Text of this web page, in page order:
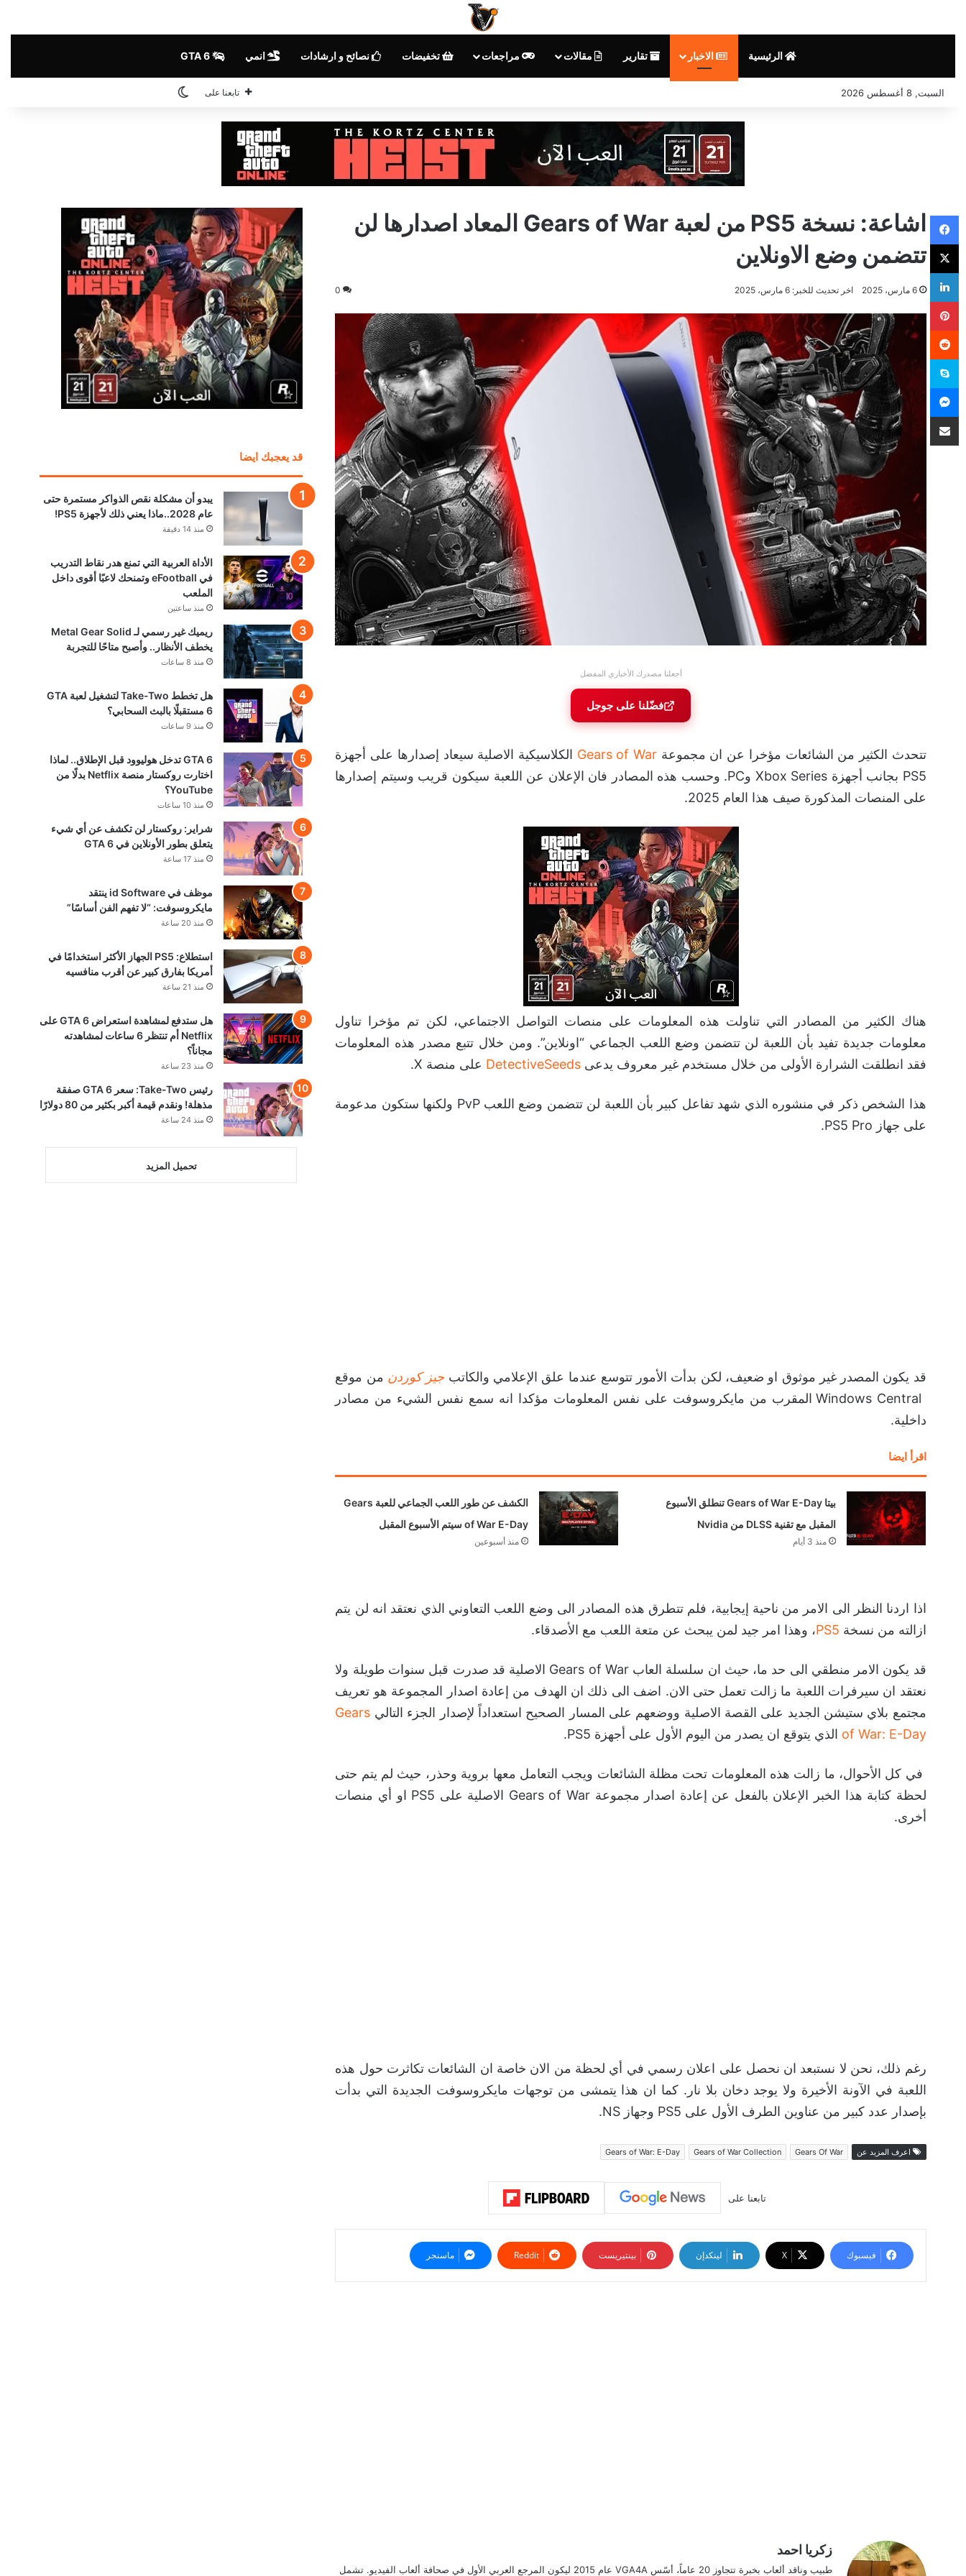
الرئيسية الاخبار تقارير مقالات مراجعات تخفيضات نصائح و ارشادات انمي
السبت, 8 أغسطس 2026 تابعنا على الوضع المظلم
اشاعة: نسخة PS5 من لعبة Gears of War المعاد اصدارها لن
تتضمن وضع الاونلاين
6 مارس، 2025 اخر تحديث للخبر: 6 مارس، 2025 0
أجعلنا مصدرك الأخباري المفضل
فضّلنا على جوجل
تتحدث الكثير من الشائعات مؤخرا عن ان مجموعة Gears of War الكلاسيكية الاصلية سيعاد إصدارها على أجهزة
PS5 بجانب أجهزة Xbox Series وPC. وحسب هذه المصادر فان الإعلان عن اللعبة سيكون قريب وسيتم إصدارها
على المنصات المذكورة صيف هذا العام 2025.
هناك الكثير من المصادر التي تناولت هذه المعلومات على منصات التواصل الاجتماعي، لكن تم مؤخرا تناول
معلومات جديدة تفيد بأن اللعبة لن تتضمن وضع اللعب الجماعي “اونلاين”. ومن خلال تتبع مصدر هذه المعلومات
فقد انطلقت الشرارة الأولى من خلال مستخدم غير معروف يدعىDetectiveSeeds على منصة X.
هذا الشخص ذكر في منشوره الذي شهد تفاعل كبير بأن اللعبة لن تتضمن وضع اللعب PvP ولكنها ستكون مدعومة
على جهاز PS5 Pro.
قد يكون المصدر غير موثوق او ضعيف، لكن بدأت الأمور تتوسع عندما علق الإعلامي والكاتب جيز كوردن من موقع
Windows Central المقرب من مايكروسوفت على نفس المعلومات مؤكدا انه سمع نفس الشيء من مصادر
داخلية.
اقرأ ايضا
بيتا Gears of War E-Day تنطلق الأسبوع
المقبل مع تقنية DLSS من Nvidia
منذ 3 أيام
الكشف عن طور اللعب الجماعي للعبة Gears
of War E-Day سيتم الأسبوع المقبل
منذ أسبوعين
اذا اردنا النظر الى الامر من ناحية إيجابية، فلم تتطرق هذه المصادر الى وضع اللعب التعاوني الذي نعتقد انه لن يتم
ازالته من نسخة PS5، وهذا امر جيد لمن يبحث عن متعة اللعب مع الأصدقاء.
قد يكون الامر منطقي الى حد ما، حيث ان سلسلة العاب Gears of War الاصلية قد صدرت قبل سنوات طويلة ولا
نعتقد ان سيرفرات اللعبة ما زالت تعمل حتى الان. اضف الى ذلك ان الهدف من إعادة اصدار المجموعة هو تعريف
مجتمع بلاي ستيشن الجديد على القصة الاصلية ووضعهم على المسار الصحيح استعداداً لإصدار الجزء التالي Gears
of War: E-Day الذي يتوقع ان يصدر من اليوم الأول على أجهزة PS5.
في كل الأحوال، ما زالت هذه المعلومات تحت مظلة الشائعات ويجب التعامل معها بروية وحذر، حيث لم يتم حتى
لحظة كتابة هذا الخبر الإعلان بالفعل عن إعادة اصدار مجموعة Gears of War الاصلية على PS5 او أي منصات
أخرى.
رغم ذلك، نحن لا نستبعد ان نحصل على اعلان رسمي في أي لحظة من الان خاصة ان الشائعات تكاثرت حول هذه
اللعبة في الآونة الأخيرة ولا يوجد دخان بلا نار. كما ان هذا يتمشى من توجهات مايكروسوفت الجديدة التي بدأت
بإصدار عدد كبير من عناوين الطرف الأول على PS5 وجهاز NS.
اعرف المزيد عن Gears Of War
Gears of War Collection
Gears of War: E-Day
تابعنا على
فيسبوك ‫X لينكدإن بينتيريست ‏Reddit ماسنجر
زكريا احمد
طبيب وناقد ألعاب بخبرة تتجاوز 20 عاماً، أسّس VGA4A عام 2015 ليكون المرجع العربي الأول في صحافة ألعاب الفيديو. تشمل
قد يعجبك ايضا
يبدو أن مشكلة نقص الذواكر مستمرة حتى
عام 2028..ماذا يعني ذلك لأجهزة PS5!
منذ 14 دقيقة
الأداة العربية التي تمنع هدر نقاط التدريب
في eFootball وتمنحك لاعبًا أقوى داخل
الملعب
منذ ساعتين
ريميك غير رسمي لـ Metal Gear Solid
يخطف الأنظار.. وأصبح متاحًا للتجربة
منذ 8 ساعات
هل تخطط Take-Two لتشغيل لعبة GTA
6 مستقبلًا بالبث السحابي؟
منذ 9 ساعات
GTA 6 تدخل هوليوود قبل الإطلاق.. لماذا
اختارت روكستار منصة Netflix بدلًا من
YouTube؟
منذ 10 ساعات
شراير: روكستار لن تكشف عن أي شيء
يتعلق بطور الأونلاين في GTA 6
منذ 17 ساعة
موظف في id Software ينتقد
مايكروسوفت: “لا تفهم الفن أساسًا”
منذ 20 ساعة
استطلاع: PS5 الجهاز الأكثر استخدامًا في
أمريكا بفارق كبير عن أقرب منافسيه
منذ 21 ساعة
هل ستدفع لمشاهدة استعراض GTA 6 على
Netflix أم تنتظر 6 ساعات لمشاهدته
مجاناً؟
منذ 23 ساعة
رئيس Take-Two: سعر GTA 6 صفقة
مذهلة! ونقدم قيمة أكبر بكثير من 80 دولارًا
منذ 24 ساعة
تحميل المزيد
فيسبوك
‫X
لينكدإن
بينتيريست
سكايب
ماسنجر
مشاركة عبر البريد